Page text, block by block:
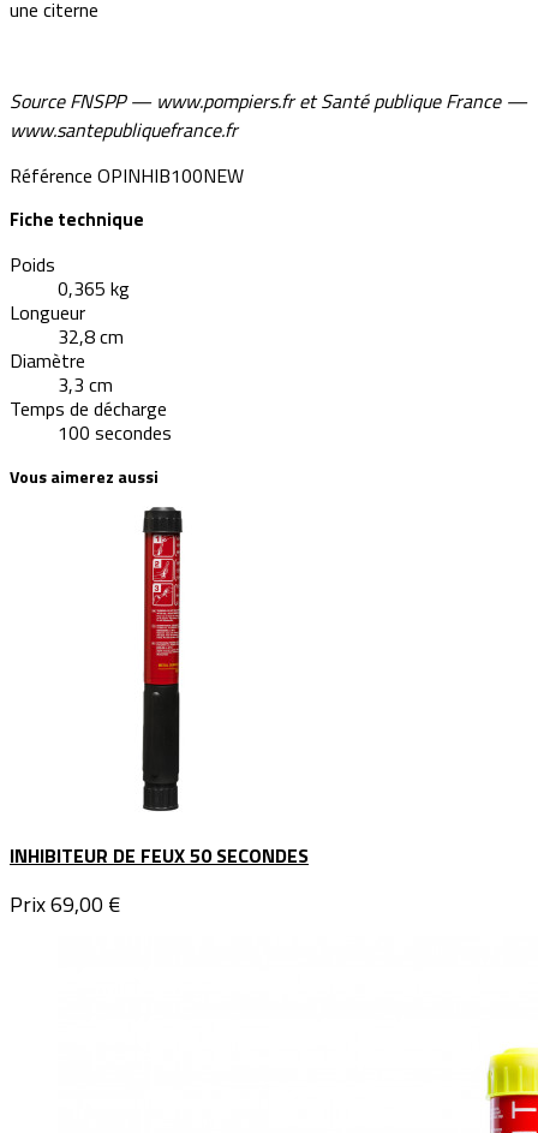
une citerne
Source FNSPP — www.pompiers.fr et Santé publique France —
www.santepubliquefrance.fr
Référence OPINHIB100NEW
Fiche technique
Poids
0,365 kg
Longueur
32,8 cm
Diamètre
3,3 cm
Temps de décharge
100 secondes
Vous aimerez aussi
INHIBITEUR DE FEUX 50 SECONDES
Prix69,00 €